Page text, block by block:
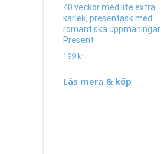
40 veckor med lite extra
kärlek, presentask med
romantiska uppmaningar
Present
199 kr
Läs mera & köp